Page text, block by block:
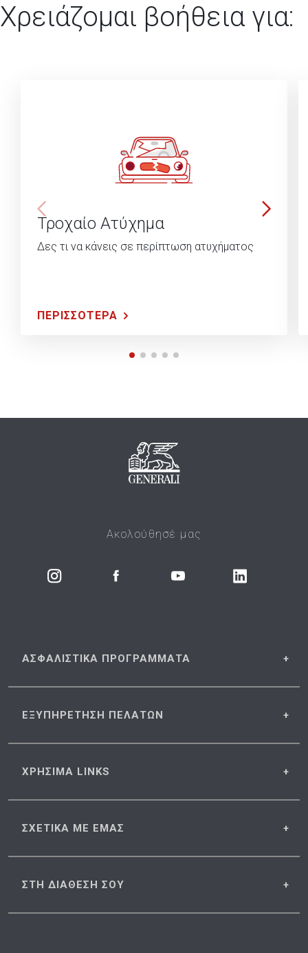
Χρειάζομαι βοήθεια για:
Τροχαίο Ατύχημα
Δες τι να κάνεις σε περίπτωση ατυχήματος
ΠΕΡΙΣΣΟΤΕΡΑ
Ακολούθησέ μας
ΑΣΦΑΛΙΣΤΙΚΑ ΠΡΟΓΡΑΜΜΑΤΑ
ΕΞΥΠΗΡΕΤΗΣΗ ΠΕΛΑΤΩΝ
ΧΡΗΣΙΜΑ LINKS
ΣΧΕΤΙΚΑ ΜΕ ΕΜΑΣ
ΣΤΗ ΔΙΑΘΕΣΗ ΣΟΥ